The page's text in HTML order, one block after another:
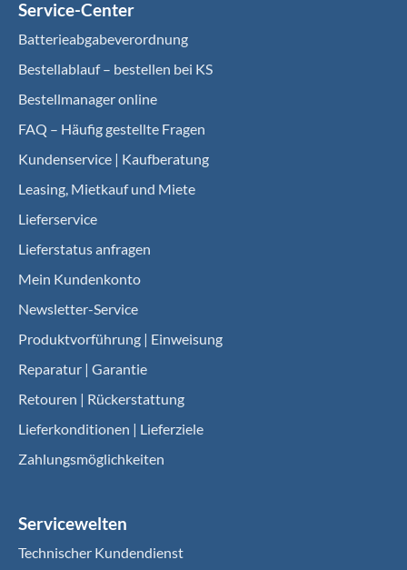
Service-Center
Batterieabgabeverordnung
Bestellablauf – bestellen bei KS
Bestellmanager online
FAQ – Häufig gestellte Fragen
Kundenservice | Kaufberatung
Leasing, Mietkauf und Miete
Lieferservice
Lieferstatus anfragen
Mein Kundenkonto
Newsletter-Service
Produktvorführung | Einweisung
Reparatur | Garantie
Retouren | Rückerstattung
Lieferkonditionen | Lieferziele
Zahlungsmöglichkeiten
Servicewelten
Technischer Kundendienst